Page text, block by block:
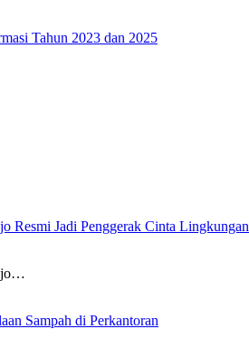
Tahun 2023 dan 2025
Resmi Jadi Penggerak Cinta Lingkungan
Sampah di Perkantoran